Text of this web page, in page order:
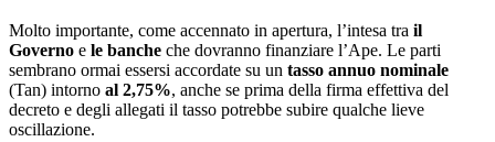
Molto importante, come accennato in apertura, l’intesa tra il
Governo e le banche che dovranno finanziare l’Ape. Le parti
sembrano ormai essersi accordate su un tasso annuo nominale
(Tan) intorno al 2,75%, anche se prima della firma effettiva del
decreto e degli allegati il tasso potrebbe subire qualche lieve
oscillazione.